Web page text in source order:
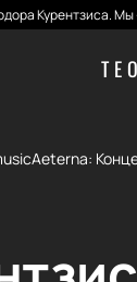
Курентзиса.